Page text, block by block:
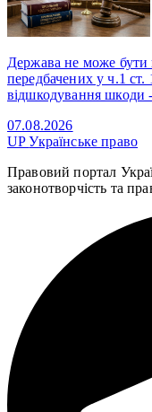
Держава не може бути
передбачених у ч.1
відшкодування
07.08.2026
UPУкраїнське право
Правовий портал
законотворчість та